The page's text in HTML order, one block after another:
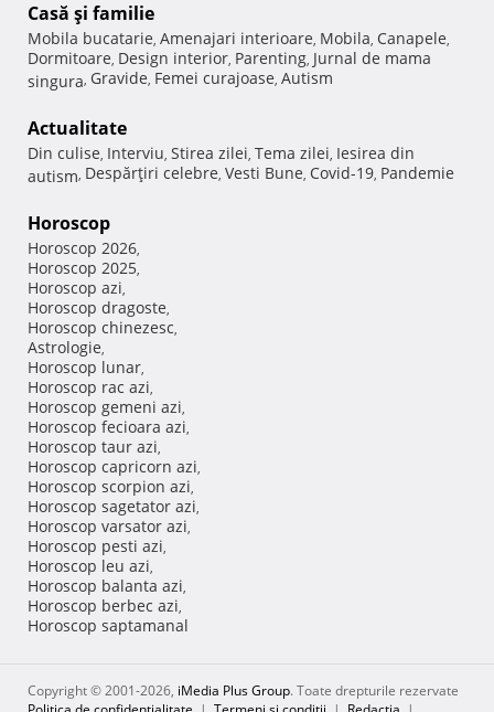
Casă şi familie
Mobila bucatarie, Amenajari interioare, Mobila, Canapele,
Dormitoare, Design interior, Parenting, Jurnal de mama
singura, Gravide, Femei curajoase, Autism
Actualitate
Din culise, Interviu, Stirea zilei, Tema zilei, Iesirea din
autism, Despărţiri celebre, Vesti Bune, Covid-19, Pandemie
Horoscop
Horoscop 2026,
Horoscop 2025,
Horoscop azi,
Horoscop dragoste,
Horoscop chinezesc,
Astrologie,
Horoscop lunar,
Horoscop rac azi,
Horoscop gemeni azi,
Horoscop fecioara azi,
Horoscop taur azi,
Horoscop capricorn azi,
Horoscop scorpion azi,
Horoscop sagetator azi,
Horoscop varsator azi,
Horoscop pesti azi,
Horoscop leu azi,
Horoscop balanta azi,
Horoscop berbec azi,
Horoscop saptamanal
Copyright © 2001-2026, iMedia Plus Group. Toate drepturile rezervate